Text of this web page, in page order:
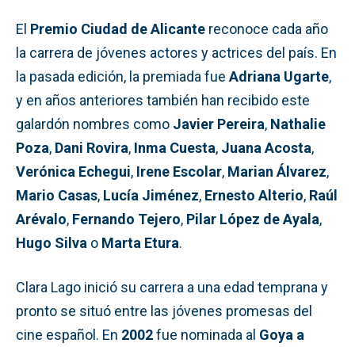
El Premio Ciudad de Alicante reconoce cada año
la carrera de jóvenes actores y actrices del país. En
la pasada edición, la premiada fue Adriana Ugarte,
y en años anteriores también han recibido este
galardón nombres como Javier Pereira, Nathalie
Poza, Dani Rovira, Inma Cuesta, Juana Acosta,
Verónica Echegui, Irene Escolar, Marian Álvarez,
Mario Casas, Lucía Jiménez, Ernesto Alterio, Raúl
Arévalo, Fernando Tejero, Pilar López de Ayala,
Hugo Silva o Marta Etura.
Clara Lago inició su carrera a una edad temprana y
pronto se situó entre las jóvenes promesas del
cine español. En 2002fue nominada al Goya a